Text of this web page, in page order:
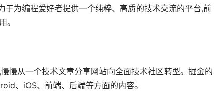
为编程爱好者提供一个纯粹、高质的技术交流的平台,前
。
慢从一个技术文章分享网站向全面技术社区转型。掘金的
、iOS、前端、后端等方面的内容。